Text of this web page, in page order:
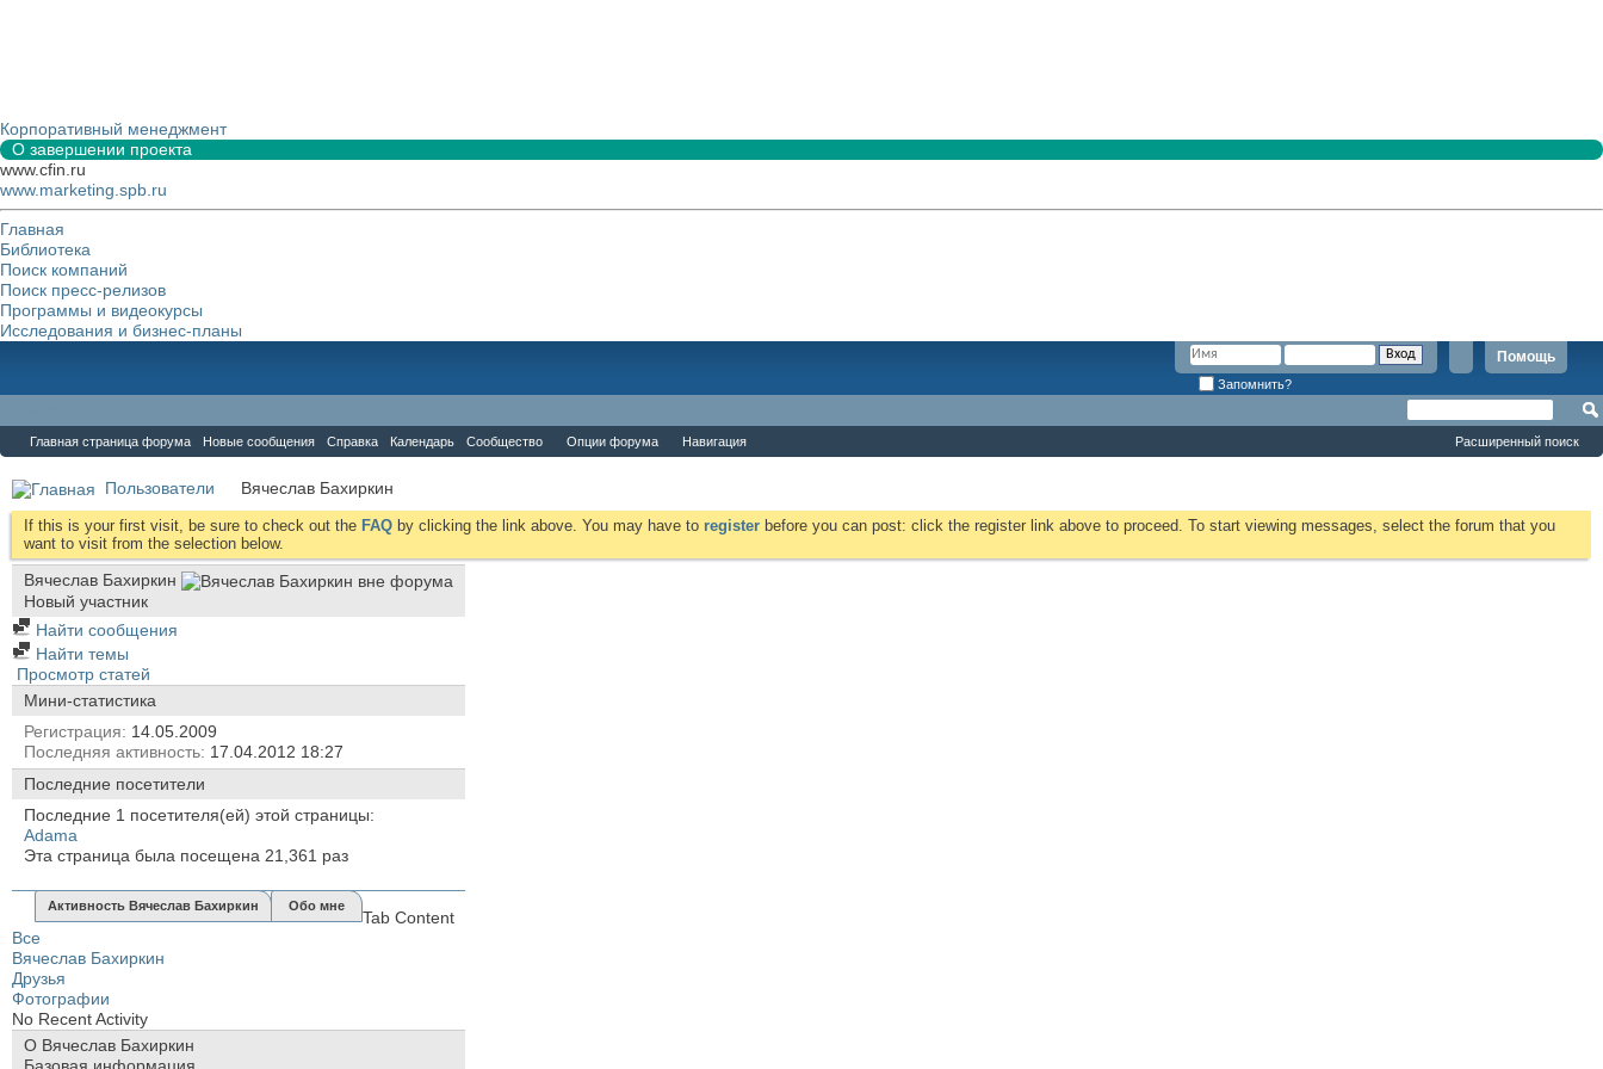
Корпоративный менеджмент
О завершении проекта
www.cfin.ru
www.marketing.spb.ru
Главная
Библиотека
Поиск компаний
Поиск пресс-релизов
Программы и видеокурсы
Исследования и бизнес-планы
Помощь
Запомнить?
Главная страница форума Новые сообщения Справка Календарь Сообщество Опции форума Навигация Расширенный поиск
Пользователи Вячеслав Бахиркин
If this is your first visit, be sure to check out the FAQ by clicking the link above. You may have to register before you can post: click the register link above to proceed. To start viewing messages, select the forum that you
want to visit from the selection below.
Вячеслав Бахиркин
Новый участник
Найти сообщения
Найти темы
Просмотр статей
Мини-статистика
Регистрация
14.05.2009
Последняя активность 17.04.2012 18:27
Последние посетители
Последние 1 посетителя(ей) этой страницы:
Аdama
Эта страница была посещена 21,361 раз
Активность Вячеслав Бахиркин Обо мне
Tab Content
Все
Вячеслав Бахиркин
Друзья
Фотографии
No Recent Activity
О Вячеслав Бахиркин
Базовая информация